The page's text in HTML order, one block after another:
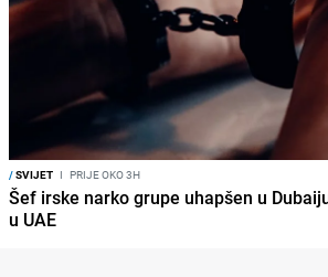
/SVIJET I PRIJE OKO 3H
Šef irske narko grupe uhapšen u
u UAE